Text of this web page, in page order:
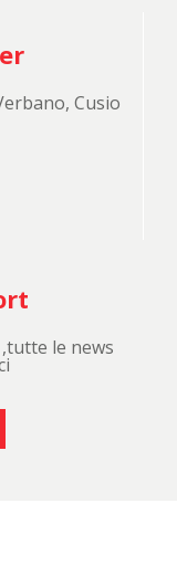
Cusio
le news